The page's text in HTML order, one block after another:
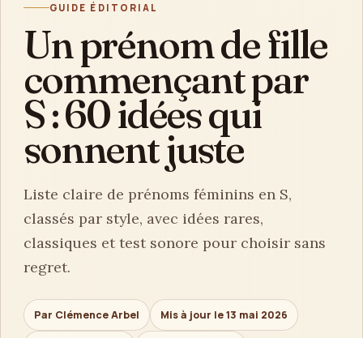
GUIDE ÉDITORIAL
Un prénom de fille
commençant par
S : 60 idées qui
sonnent juste
Liste claire de prénoms féminins en S,
classés par style, avec idées rares,
classiques et test sonore pour choisir sans
regret.
Par Clémence Arbel Mis à jour le 13 mai 2026